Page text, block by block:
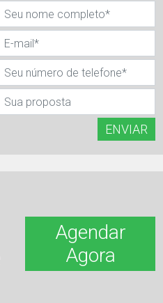
ENVIAR
Agendar
Agora